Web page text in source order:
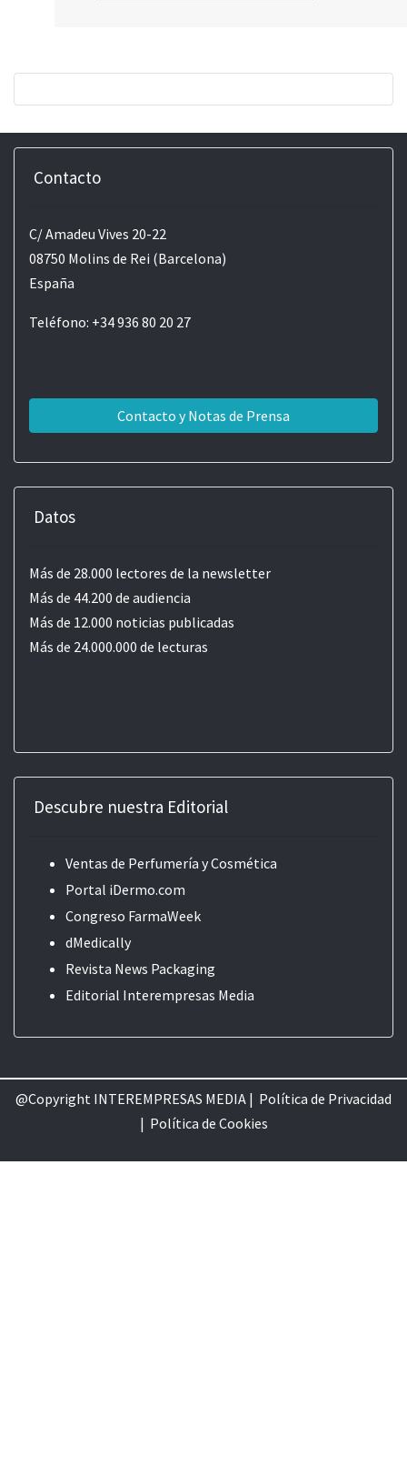
Contacto
C/ Amadeu Vives 20-22
08750 Molins de Rei (Barcelona)
España
Teléfono: +34 936 80 20 27
Contacto y Notas de Prensa
Datos
Más de 28.000 lectores de la newsletter
Más de 44.200 de audiencia
Más de 12.000 noticias publicadas
Más de 24.000.000 de lecturas
Descubre nuestra Editorial
Ventas de Perfumería y Cosmética
Portal iDermo.com
Congreso FarmaWeek
dMedically
Revista News Packaging
Editorial Interempresas Media
@Copyright INTEREMPRESAS MEDIA | Política de Privacidad
| Política de Cookies